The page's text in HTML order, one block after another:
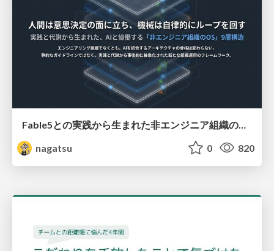
nagatsu
0 820